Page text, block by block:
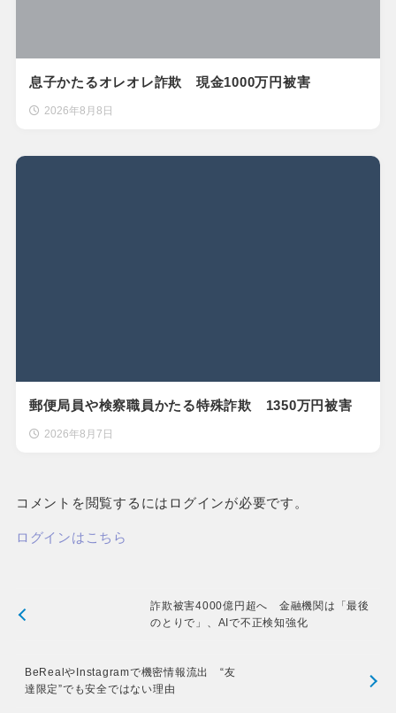
息子かたるオレオレ詐欺 現金1000万円被害
2026年8月8日
郵便局員や検察職員かたる特殊詐欺 1350万円被害
2026年8月7日
コメントを閲覧するにはログインが必要です。
ログインはこちら
詐欺被害4000億円超へ 金融機関は「最後
のとりで」、AIで不正検知強化
BeRealやInstagramで機密情報流出 “友
達限定”でも安全ではない理由